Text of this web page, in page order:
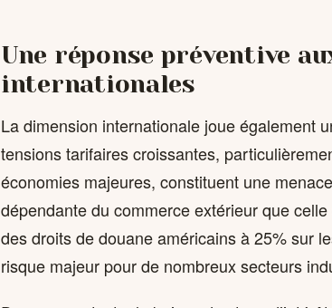
Une réponse préventive
internationales
La dimension internationale joue également
tensions tarifaires croissantes,
économies majeures, constituent une
dépendante du commerce extérieur que
des droits de douane américains à 25% sur
risque majeur pour de nombreux secteurs